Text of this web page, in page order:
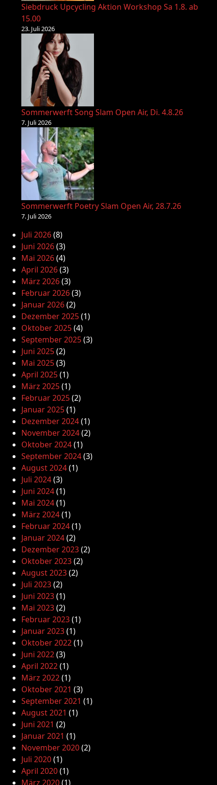
Siebdruck Upcycling Aktion Workshop Sa 1.8. ab
15.00
23. Juli 2026
Sommerwerft Song Slam Open Air, Di. 4.8.26
7. Juli 2026
Sommerwerft Poetry Slam Open Air, 28.7.26
7. Juli 2026
Juli 2026(8)
Juni 2026(3)
Mai 2026(4)
April 2026(3)
März 2026(3)
Februar 2026(3)
Januar 2026(2)
Dezember 2025(1)
Oktober 2025(4)
September 2025(3)
Juni 2025(2)
Mai 2025(3)
April 2025(1)
März 2025(1)
Februar 2025(2)
Januar 2025(1)
Dezember 2024(1)
November 2024(2)
Oktober 2024(1)
September 2024(3)
August 2024(1)
Juli 2024(3)
Juni 2024(1)
Mai 2024(1)
März 2024(1)
Februar 2024(1)
Januar 2024(2)
Dezember 2023(2)
Oktober 2023(2)
August 2023(2)
Juli 2023(2)
Juni 2023(1)
Mai 2023(2)
Februar 2023(1)
Januar 2023(1)
Oktober 2022(1)
Juni 2022(3)
April 2022(1)
März 2022(1)
Oktober 2021 (3)
September 2021 (1)
August 2021 (1)
Juni 2021 (2)
Januar 2021 (1)
November 2020(2)
Juli 2020(1)
April 2020(1)
März 2020(1)